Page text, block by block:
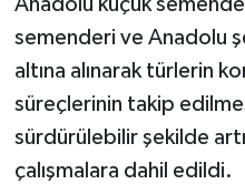
Anadolu küçük
semenderi ve Anadolu
altına alınarak türlerin
süreçlerinin takip
sürdürülebilir şekilde
çalışmalara dahil edildi.